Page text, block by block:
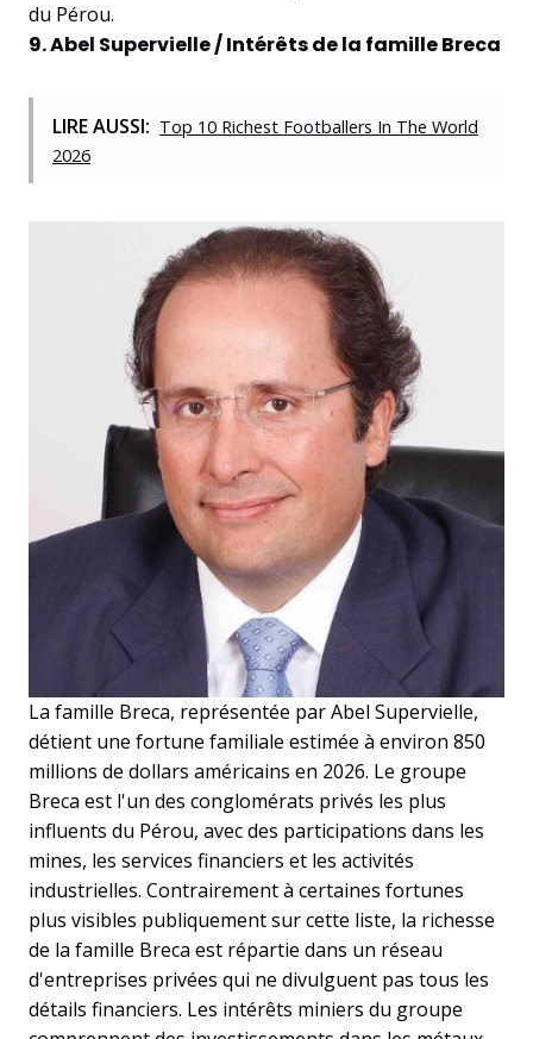
du Pérou.
9. Abel Supervielle / Intérêts de la famille Breca
LIRE AUSSI: Top 10 Richest Footballers In The World
2026
La famille Breca, représentée par Abel Supervielle,
détient une fortune familiale estimée à environ 850
millions de dollars américains en 2026. Le groupe
Breca est l'un des conglomérats privés les plus
influents du Pérou, avec des participations dans les
mines, les services financiers et les activités
industrielles. Contrairement à certaines fortunes
plus visibles publiquement sur cette liste, la richesse
de la famille Breca est répartie dans un réseau
d'entreprises privées qui ne divulguent pas tous les
détails financiers. Les intérêts miniers du groupe